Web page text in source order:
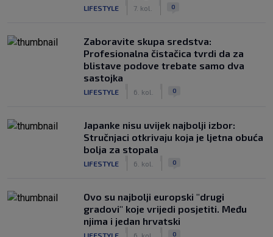
LIFESTYLE 7. kol. 0
Zaboravite skupa sredstva:
Profesionalna čistačica tvrdi da za
blistave podove trebate samo dva
sastojka
LIFESTYLE 6. kol. 0
Japanke nisu uvijek najbolji izbor:
Stručnjaci otkrivaju koja je ljetna obuća
bolja za stopala
LIFESTYLE 6. kol. 0
Ovo su najbolji europski "drugi
gradovi" koje vrijedi posjetiti. Među
njima i jedan hrvatski
LIFESTYLE 6. kol. 0